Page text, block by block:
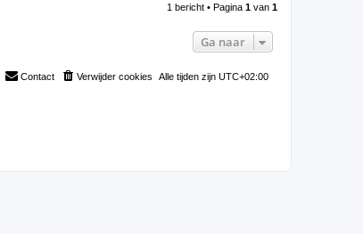
h
1 bericht • Pagina 1 van 1
Ga naar
Alle tijden zijn UTC+02:00
Verwijder cookies
Contact